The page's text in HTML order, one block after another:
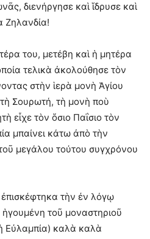
διενήργησε καὶ ἵδρυσε καὶ
Ζηλανδία!
του, μετέβη καὶ ἡ μητέρα
τελικὰ ἀκολούθησε τὸν
στὴν ἱερὰ μονὴ Ἁγίου
Σουρωτή, τὴ μονὴ ποὺ
εἶχε τὸν ὅσιο Παΐσιο τὸν
μπαίνει κάτω ἀπὸ τὴν
μεγάλου τούτου συγχρόνου
τὴν ἐν λόγῳ
τοῦ μοναστηριοῦ
Εὐλαμπία) καλὰ καλὰ